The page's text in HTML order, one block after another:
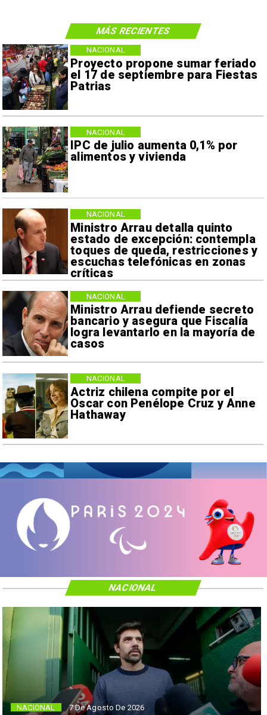
Proyecto propone sumar feriado
el 17 de septiembre para Fiestas
Patrias
NACIONAL
IPC de julio aumenta 0,1% por
alimentos y vivienda
NACIONAL
Ministro Arrau detalla quinto
estado de excepción: contempla
toques de queda, restricciones y
escuchas telefónicas en zonas
críticas
NACIONAL
Ministro Arrau defiende secreto
bancario y asegura que Fiscalía
logra levantarlo en la mayoría de
casos
NACIONAL
Actriz chilena compite por el
Oscar con Penélope Cruz y Anne
Hathaway
NACIONAL
MÁS RECIENTES
NACIONAL 7 De Agosto De 2026
NACIONAL